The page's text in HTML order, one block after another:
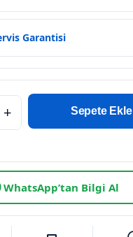
Garantisi
+ Sepete Ekle
WhatsApp’tan Bilgi Al